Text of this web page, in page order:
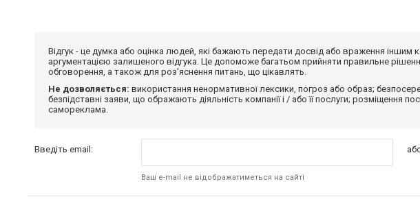
Відгук - це думка або оцінка людей, які бажають передати досвід або враження
аргументацією залишеного відгука. Це допоможе багатьом прийняти правильне
обговорення, а також для роз'яснення питань, що цікавлять.
Не дозволяється: використання ненормативної лексики, погроз або образ;
безпідставні заяви, що ображають діяльність компанії і / або її послуги; розміщення
самореклама.
Введіть email:
Ваш e-mail не відображатиметься на сайті